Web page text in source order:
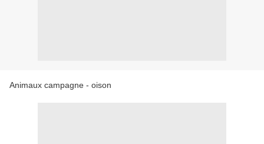
Animaux campagne - oison